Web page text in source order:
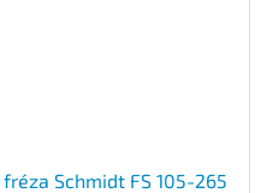
Schmidt FS 105-265